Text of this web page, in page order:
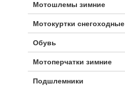
Мотошлемы зимние
Мотокуртки снегоходные
Обувь
Мотоперчатки зимние
Подшлемники